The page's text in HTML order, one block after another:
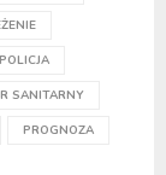
POLICJA
SANITARNY
PROGNOZA